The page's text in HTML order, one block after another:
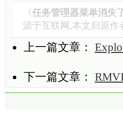
《任务管理器菜单消失
源于互联网,本文归原作
上一篇文章：
下一篇文章：